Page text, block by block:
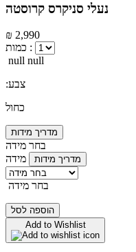
נעלי סניקרס קרוסטה
₪ 2,990
כמות :
null null
:צבע
כחול
מדריך מידות
בחר מידה
מידה
מדריך מידות
בחר מידה
הוספה לסל
Add to Wishlist